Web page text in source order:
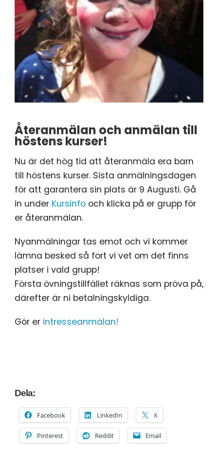
Återanmälan och anmälan till
höstens kurser!
Nu är det hög tid att återanmäla era barn
till höstens kurser. Sista anmälningsdagen
för att garantera sin plats är 9 Augusti. Gå
in under Kursinfo och klicka på er grupp för
er återanmälan.
Nyanmälningar tas emot och vi kommer
lämna besked så fort vi vet om det finns
platser i vald grupp!
Första övningstillfället räknas som pröva på,
därefter är ni betalningskyldiga.
Gör er intresseanmälan!
Dela:
Facebook LinkedIn X
Pinterest Reddit Email